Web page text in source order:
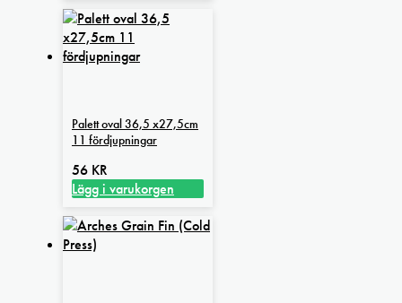
Palett oval 36,5 x27,5cm
11 fördjupningar
56 KR
Lägg i varukorgen